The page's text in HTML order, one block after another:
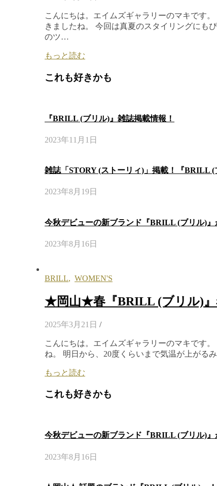
こんにちは。エイムズギャラリーのマキです
きましたね。 今回は真夏のスタイリングにも
のツ…
もっと読む
これも好きかも
『BRILL (ブリル)』雑誌掲載情報！
2023年11月1日
雑誌「STORY (ストーリィ)」掲載！『BRILL (
2023年8月19日
今秋デビューの新ブランド『BRILL (ブリル)』
2023年8月16日
BRILL, WOMEN'S
★岡山★春『BRILL (ブリル)』
2025年3月21日 /
こんにちは。エイムズギャラリーのマキです
ね。 明日から、20度くらいまで気温が上が
もっと読む
これも好きかも
今秋デビューの新ブランド『BRILL (ブリル)』
2023年8月16日